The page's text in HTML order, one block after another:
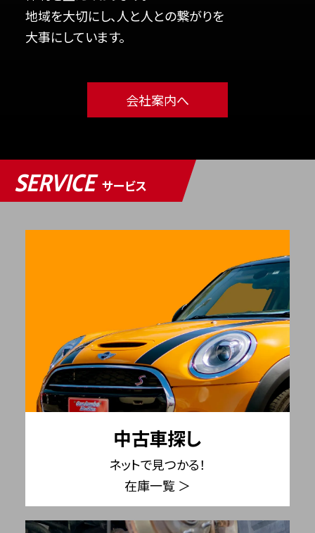
地域を大切にし、人と人との繋がりを
大事にしています。
会社案内へ
SERVICE サービス
中古車探し
ネットで見つかる！
在庫一覧 ＞